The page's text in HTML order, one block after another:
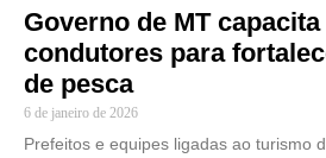
Governo de MT
condutores para
de pesca
6 de janeiro de 2026
Prefeitos e equipes ligadas ao turismo